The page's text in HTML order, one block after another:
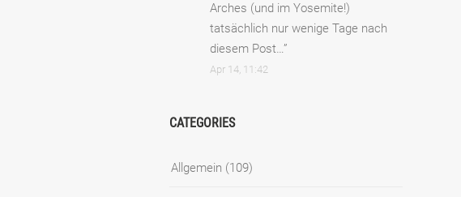
Arches (und im Yosemite!)
tatsächlich nur wenige Tage nach
diesem Post…”
Apr 14, 11:42
CATEGORIES
Allgemein (109)